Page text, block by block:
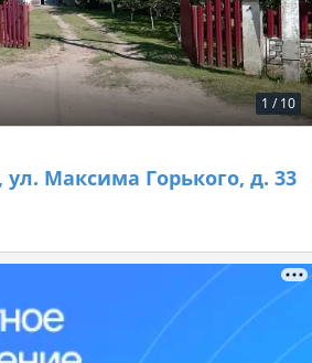
1 / 10
ул. Максима Горького, д. 33